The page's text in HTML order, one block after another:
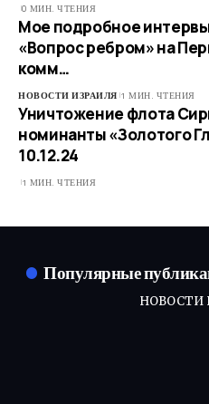
0 МИН. ЧТЕНИЯ
Мое подробное
«Вопрос ребром» на
комм…
НОВОСТИ ИЗРАИЛЯ 1 МИН. ЧТЕНИЯ
Уничтожение флота
номинанты «Золотого
10.12.24
1 МИН. ЧТЕНИЯ
Популярные
НОВОСТИ